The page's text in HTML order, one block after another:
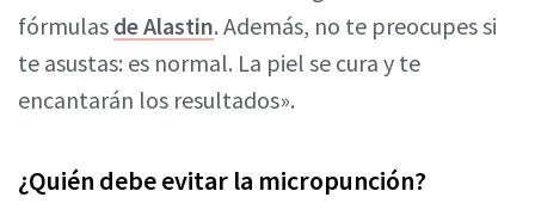
fórmulas de Alastin. Además, no te preocupes si
te asustas: es normal. La piel se cura y te
encantarán los resultados».
¿Quién debe evitar la micropunción?